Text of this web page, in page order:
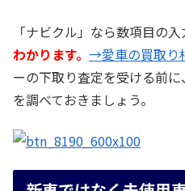
「ナビクル」なら数項目の
わかります。 →愛車の買取り
ーの下取り査定を受ける前
を調べておきましょう。